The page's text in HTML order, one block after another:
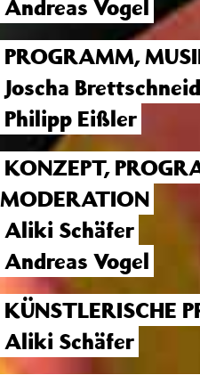
Andreas Vogel
PROGRAMM,
Joscha
Philipp Eißler
KONZEPT,
MODERATION
Aliki Schäfer
Andreas Vogel
KÜNSTLERISCHE
Aliki Schäfer